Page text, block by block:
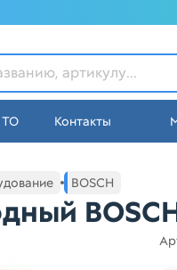
в
ТО Контакты
автозапчастей
BOSCH